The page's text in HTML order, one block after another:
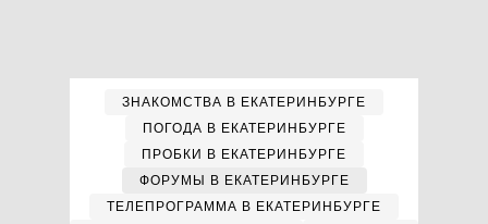
ЗНАКОМСТВА В ЕКАТЕРИНБУРГЕ
ПОГОДА В ЕКАТЕРИНБУРГЕ
ПРОБКИ В ЕКАТЕРИНБУРГЕ
ФОРУМЫ В ЕКАТЕРИНБУРГЕ
ТЕЛЕПРОГРАММА В ЕКАТЕРИНБУРГЕ